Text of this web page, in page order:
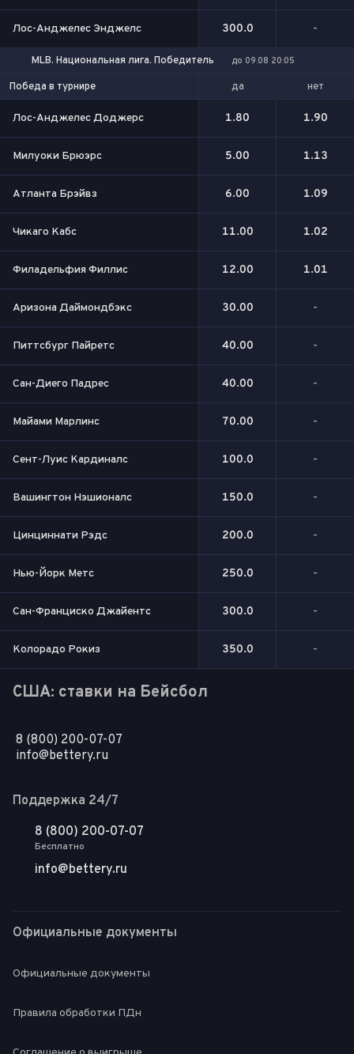
Лос-Анджелес Энджелс 300.0 -
MLB. Национальная лига. Победитель до 09.08 20:05
Победа в турнире да нет
Лос-Анджелес Доджерс 1.80 1.90
Милуоки Брюэрс 5.00 1.13
Атланта Брэйвз 6.00 1.09
Чикаго Кабс 11.00 1.02
Филадельфия Филлис 12.00 1.01
Аризона Даймондбэкс 30.00 -
Питтсбург Пайретс 40.00 -
Сан-Диего Падрес 40.00 -
Майами Марлинс 70.00 -
Сент-Луис Кардиналс 100.0 -
Вашингтон Нэшионалс 150.0 -
Цинциннати Рэдс 200.0 -
Нью-Йорк Метс 250.0 -
Сан-Франциско Джайентс 300.0 -
Колорадо Рокиз 350.0 -
США: ставки на Бейсбол
8 (800) 200-07-07
info@bettery.ru
Поддержка 24/7
8 (800) 200-07-07
Бесплатно
info@bettery.ru
Официальные документы
Официальные документы
Правила обработки ПДн